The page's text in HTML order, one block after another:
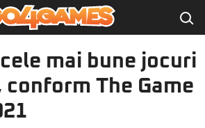
mai bune jocuri
conform The Game